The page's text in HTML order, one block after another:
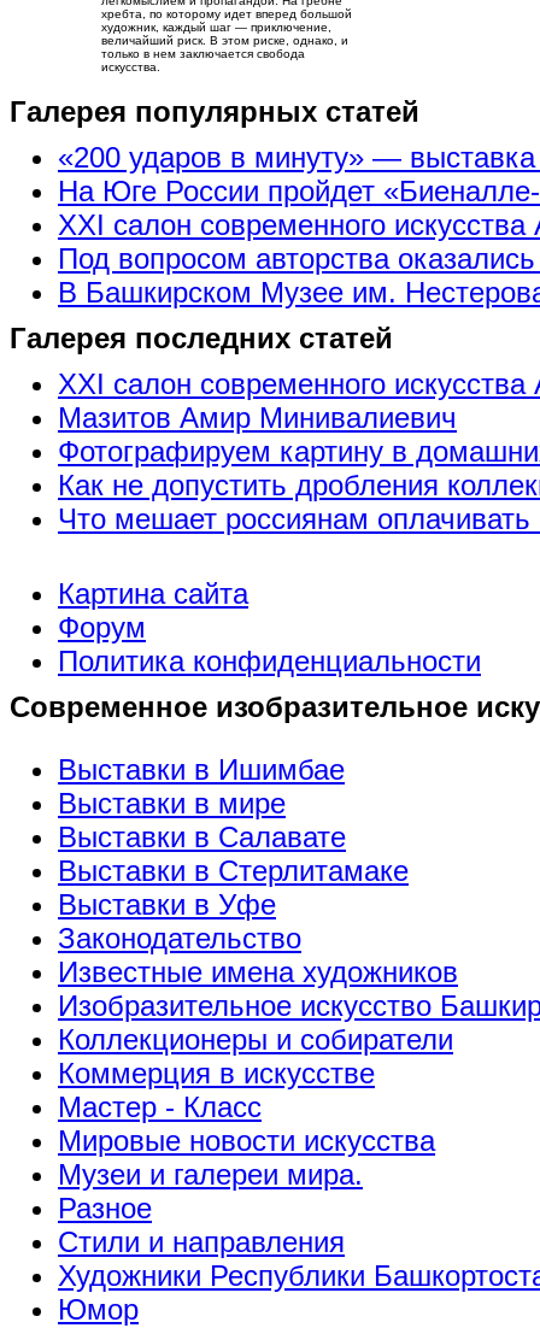
хребта, по которому идет вперед большой
художник, каждый шаг — приключение,
величайший риск. В этом риске, однако, и
только в нем заключается свобода
искусства.
Галерея популярных статей
«200 ударов в минуту» —
На Юге России пройдет
XXI салон современного искусства
Под вопросом авторства
В Башкирском Музее им.
Галерея последних статей
XXI салон современного искусства
Мазитов Амир Минивалиевич
Фотографируем картину в
Как не допустить дробления
Что мешает россиянам
Картина сайта
Форум
Политика конфиденциальности
Современное изобразительное
Выставки в Ишимбае
Выставки в мире
Выставки в Салавате
Выставки в Стерлитамаке
Выставки в Уфе
Законодательство
Известные имена художников
Изобразительное искусство
Коллекционеры и собиратели
Коммерция в искусстве
Мастер - Класс
Мировые новости искусства
Музеи и галереи мира.
Разное
Стили и направления
Художники Республики
Юмор